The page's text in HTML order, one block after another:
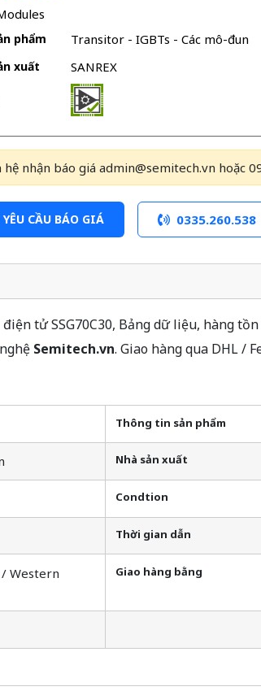
phẩm Transitor - IGBTs - Các mô-đun
xuất SANREX
hệ nhận báo giá admin@semitech.vn hoặc
YÊU CẦU BÁO GIÁ 0335.260.538
tử SSG70C30, Bảng dữ liệu, hàng
Semitech.vn. Giao hàng qua DHL /
Thông tin sản phẩm
Nhà sản xuất
Condtion
Thời gian dẫn
Western
Giao hàng bằng